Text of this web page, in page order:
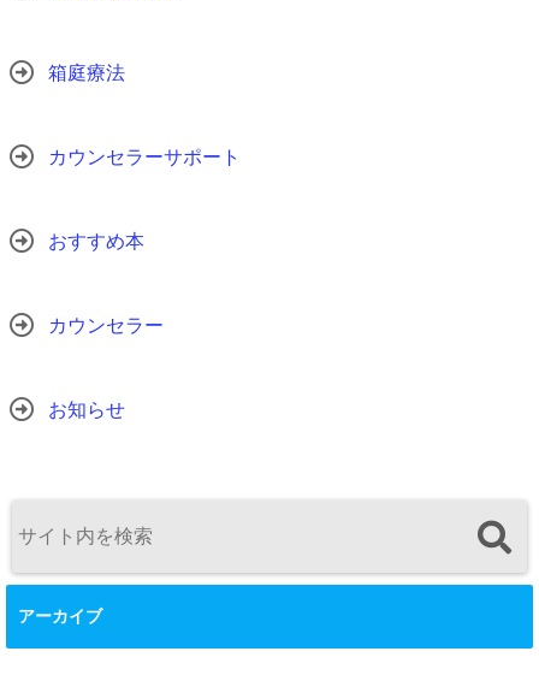
箱庭療法
カウンセラーサポート
おすすめ本
カウンセラー
お知らせ
アーカイブ